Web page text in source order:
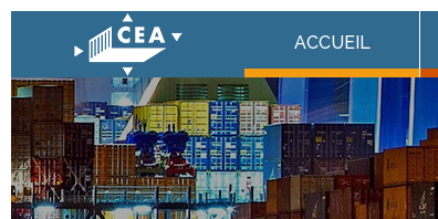
ACCUEIL
Panneau de gestion des cookies